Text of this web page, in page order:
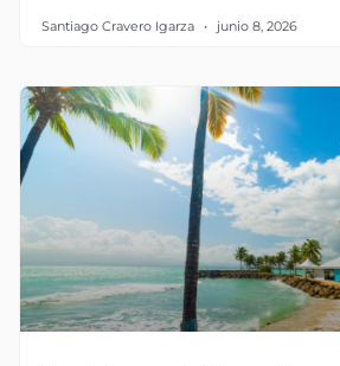
Santiago Cravero Igarza junio 8, 2026